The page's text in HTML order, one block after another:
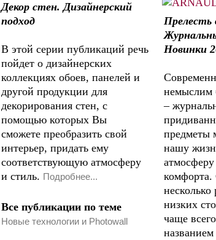
Декор стен. Дизайнерский
подход
В этой серии публикаций речь
пойдет о дизайнерских
коллекциях обоев, панелей и
другой продукции для
декорирования стен, с
помощью которых Вы
сможете преобразить свой
интерьер, придать ему
соответствующую атмосферу
и стиль. Подробнее...
Все публикации по теме
Новые технологии и Photowall
Прелесть
Новинки
немыслим
–
предметы
нашу
комфорта.
несколько
низких
чаще